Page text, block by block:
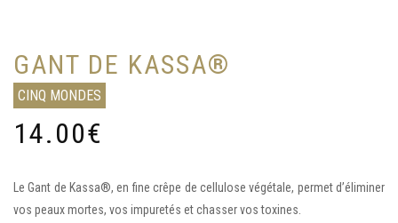
GANT DE KASSA®
CINQ MONDES
14.00€
Le Gant de Kassa®, en fine crêpe de cellulose végétale, permet d’éliminer
vos peaux mortes, vos impuretés et chasser vos toxines.